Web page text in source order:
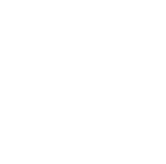
Kollektion“